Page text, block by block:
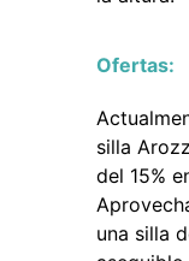
Ofertas:
silla
del 15%
una silla